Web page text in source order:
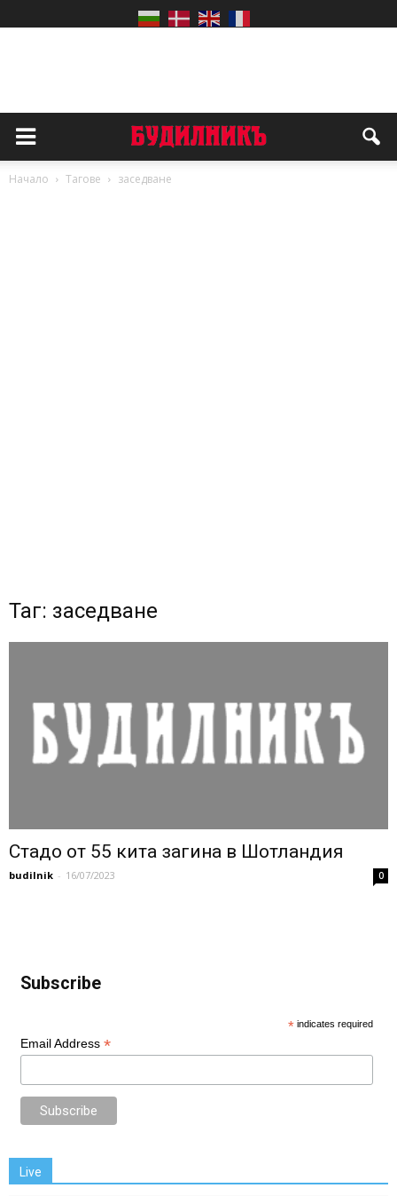
Начало Тагове заседване
Таг: заседване
Стадо от 55 кита загина в Шотландия
budilnik - 16/07/2023 0
Subscribe
* indicates required
Email Address *
Live